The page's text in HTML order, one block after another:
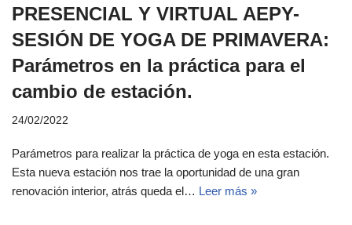
PRESENCIAL Y VIRTUAL AEPY-
SESIÓN DE YOGA DE PRIMAVERA:
Parámetros en la práctica para el
cambio de estación.
24/02/2022
Parámetros para realizar la práctica de yoga en esta estación.
Esta nueva estación nos trae la oportunidad de una gran
renovación interior, atrás queda el… Leer más »